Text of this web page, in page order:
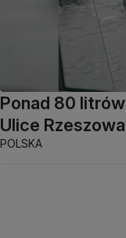
Ponad 80
Ulice
POLSKA